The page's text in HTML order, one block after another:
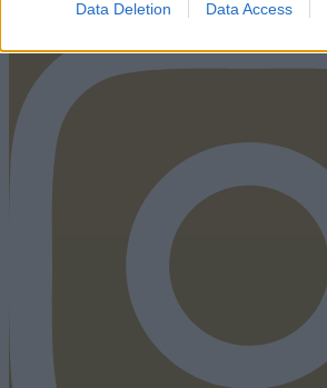
Data Deletion Data Access